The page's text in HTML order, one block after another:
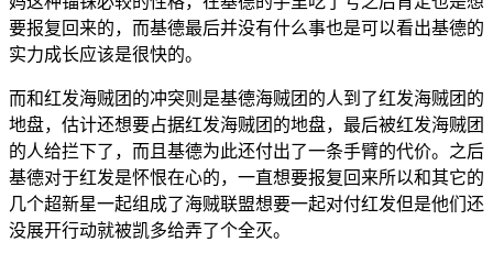
要报复回来的，而基德最后并没有什么事也是可以看出基德的
实力成长应该是很快的。
而和红发海贼团的冲突则是基德海贼团的人到了红发海贼团的
地盘，估计还想要占据红发海贼团的地盘，最后被红发海贼团
的人给拦下了，而且基德为此还付出了一条手臂的代价。之后
基德对于红发是怀恨在心的，一直想要报复回来所以和其它的
几个超新星一起组成了海贼联盟想要一起对付红发但是他们还
没展开行动就被凯多给弄了个全灭。